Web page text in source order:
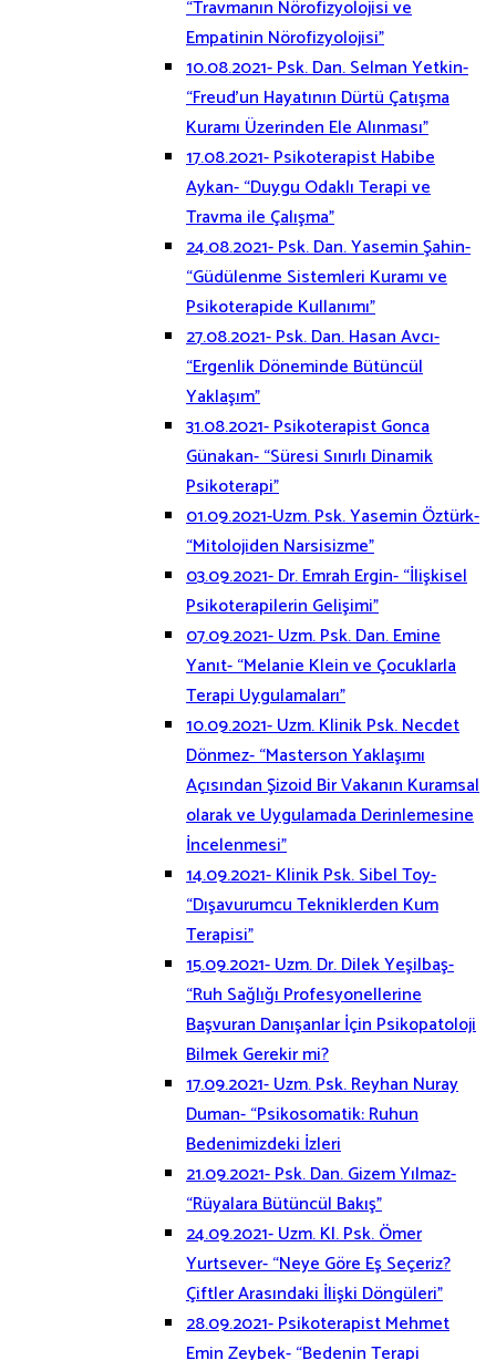
“Travmanın Nörofizyolojisi ve
Empatinin Nörofizyolojisi”
10.08.2021- Psk. Dan. Selman Yetkin-
“Freud’un Hayatının Dürtü Çatışma
Kuramı Üzerinden Ele Alınması”
17.08.2021- Psikoterapist Habibe
Aykan- “Duygu Odaklı Terapi ve
Travma ile Çalışma”
24.08.2021- Psk. Dan. Yasemin Şahin-
“Güdülenme Sistemleri Kuramı ve
Psikoterapide Kullanımı”
27.08.2021- Psk. Dan. Hasan Avcı-
“Ergenlik Döneminde Bütüncül
Yaklaşım”
31.08.2021- Psikoterapist Gonca
Günakan- “Süresi Sınırlı Dinamik
Psikoterapi”
01.09.2021-Uzm. Psk. Yasemin Öztürk-
“Mitolojiden Narsisizme”
03.09.2021- Dr. Emrah Ergin- “İlişkisel
Psikoterapilerin Gelişimi”
07.09.2021- Uzm. Psk. Dan. Emine
Yanıt- “Melanie Klein ve Çocuklarla
Terapi Uygulamaları”
10.09.2021- Uzm. Klinik Psk. Necdet
Dönmez- “Masterson Yaklaşımı
Açısından Şizoid Bir Vakanın Kuramsal
olarak ve Uygulamada Derinlemesine
İncelenmesi”
14.09.2021- Klinik Psk. Sibel Toy-
“Dışavurumcu Tekniklerden Kum
Terapisi”
15.09.2021- Uzm. Dr. Dilek Yeşilbaş-
“Ruh Sağlığı Profesyonellerine
Başvuran Danışanlar İçin Psikopatoloji
Bilmek Gerekir mi?
17.09.2021- Uzm. Psk. Reyhan Nuray
Duman- “Psikosomatik: Ruhun
Bedenimizdeki İzleri
21.09.2021- Psk. Dan. Gizem Yılmaz-
“Rüyalara Bütüncül Bakış”
24.09.2021- Uzm. Kl. Psk. Ömer
Yurtsever- “Neye Göre Eş Seçeriz?
Çiftler Arasındaki İlişki Döngüleri”
28.09.2021- Psikoterapist Mehmet
Emin Zeybek- “Bedenin Terapi